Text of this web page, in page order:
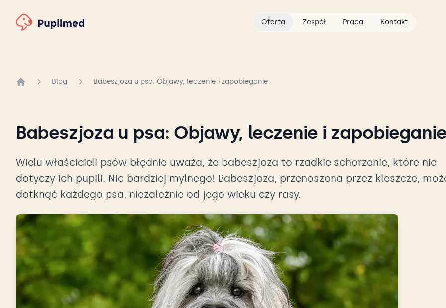
Oferta Zespół Praca Kontakt
Blog Babeszjoza u psa: Objawy, leczenie i zapobieganie
Babeszjoza u psa: Objawy, leczenie i zapobieganie
Wielu właścicieli psów błędnie uważa, że babeszjoza to rzadkie schorzenie, które nie
dotyczy ich pupili. Nic bardziej mylnego! Babeszjoza, przenoszona przez kleszcze,
dotknąć każdego psa, niezależnie od jego wieku czy rasy.